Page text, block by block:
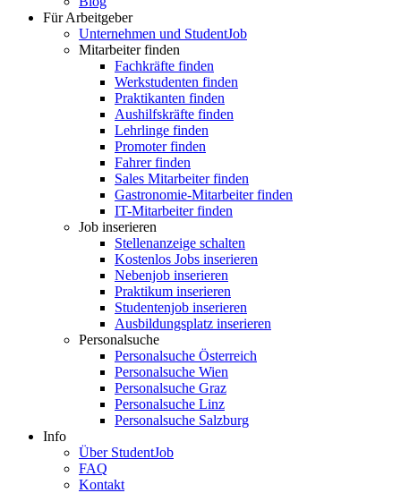
Für Arbeitgeber
Unternehmen und StudentJob
Mitarbeiter finden
Fachkräfte finden
Werkstudenten finden
Praktikanten finden
Aushilfskräfte finden
Lehrlinge finden
Promoter finden
Fahrer finden
Sales Mitarbeiter finden
Gastronomie-Mitarbeiter finden
IT-Mitarbeiter finden
Job inserieren
Stellenanzeige schalten
Kostenlos Jobs inserieren
Nebenjob inserieren
Praktikum inserieren
Studentenjob inserieren
Ausbildungsplatz inserieren
Personalsuche
Personalsuche Österreich
Personalsuche Wien
Personalsuche Graz
Personalsuche Linz
Personalsuche Salzburg
Info
Über StudentJob
FAQ
Kontakt